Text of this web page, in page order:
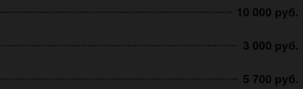
10 000 руб.
3 000 руб.
5 700 руб.